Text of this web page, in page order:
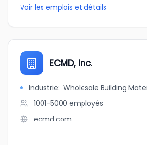
Voir les emplois et détails
ECMD, Inc.
Industrie: Wholesale Building
1001-5000 employés
ecmd.com